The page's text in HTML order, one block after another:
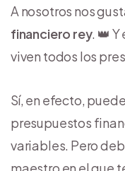
A nosotros nos
financiero rey. 👑
viven todos los
Sí, en efecto,
presupuestos
variables. Pero
maestro en el que